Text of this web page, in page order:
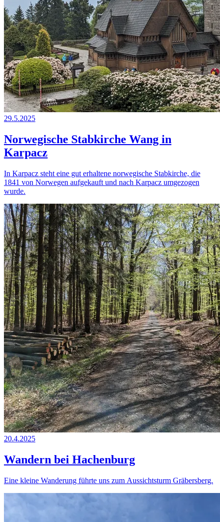
29.5.2025
Norwegische Stabkirche Wang in
Karpacz
In Karpacz steht eine gut erhaltene norwegische Stabkirche, die
1841 von Norwegen aufgekauft und nach Karpacz umgezogen
wurde.
20.4.2025
Wandern bei Hachenburg
Eine kleine Wanderung führte uns zum Aussichtsturm Gräbersberg.